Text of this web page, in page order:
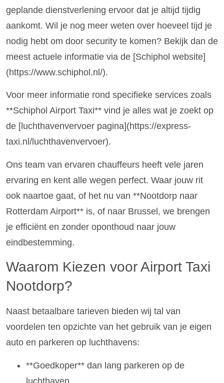
geplande dienstverlening ervoor dat je altijd tijdig
aankomt. Wil je nog meer weten over hoeveel tijd je
nodig hebt om door security te komen? Bekijk dan de
meest actuele informatie via de [Schiphol website]
(https://www.schiphol.nl/).
Voor meer informatie rond specifieke services zoals
**Schiphol Airport Taxi** vind je alles wat je zoekt op
de [luchthavenvervoer pagina](https://express-
taxi.nl/luchthavenvervoer).
Ons team van ervaren chauffeurs heeft vele jaren
ervaring en kent alle wegen perfect. Waar jouw rit
ook naartoe gaat, of het nu van **Nootdorp naar
Rotterdam Airport** is, of naar Brussel, we brengen
je efficiënt en zonder oponthoud naar jouw
eindbestemming.
Waarom Kiezen voor Airport Taxi
Nootdorp?
Naast betaalbare tarieven bieden wij tal van
voordelen ten opzichte van het gebruik van je eigen
auto en parkeren op luchthavens:
**Goedkoper** dan lang parkeren op de
luchthaven.